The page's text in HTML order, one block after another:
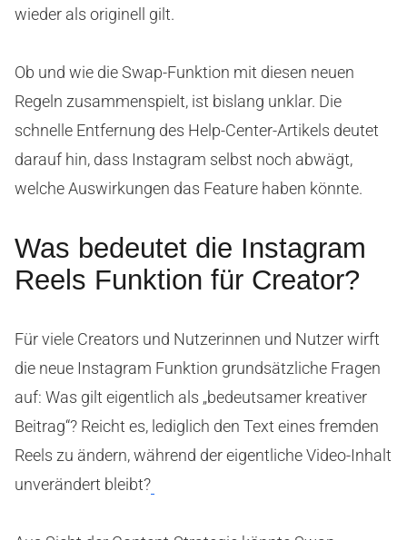
wieder als originell gilt.
Ob und wie die Swap-Funktion mit diesen neuen
Regeln zusammenspielt, ist bislang unklar. Die
schnelle Entfernung des Help-Center-Artikels deutet
darauf hin, dass Instagram selbst noch abwägt,
welche Auswirkungen das Feature haben könnte.
Was bedeutet die Instagram
Reels Funktion für Creator?
Für viele Creators und Nutzerinnen und Nutzer wirft
die neue Instagram Funktion grundsätzliche Fragen
auf: Was gilt eigentlich als „bedeutsamer kreativer
Beitrag“? Reicht es, lediglich den Text eines fremden
Reels zu ändern, während der eigentliche Video-Inhalt
unverändert bleibt?